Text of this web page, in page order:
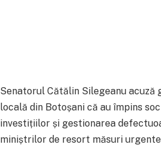
Senatorul Cătălin Silegeanu
locală din Botoșani că au împins
investițiilor și gestionarea
miniștrilor de resort măsuri